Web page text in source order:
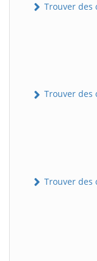
Trouver des
Trouver des
Trouver des